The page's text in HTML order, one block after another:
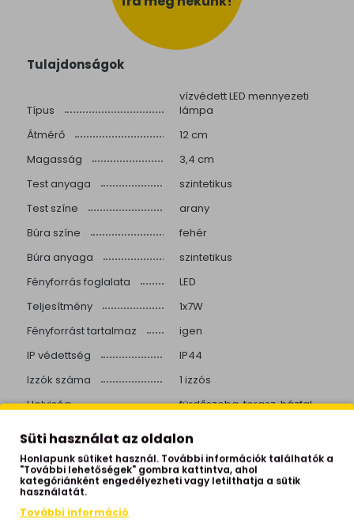
Tulajdonságok
Típus
vízvédett LED mennyezeti
lámpa
Átmérő
12 cm
Magasság
3,4 cm
Test anyaga
szintetikus
Test színe
arany
Búra színe
fehér
Búra anyaga
szintetikus
Fényforrás foglalata
LED
Teljesítmény
1x7W
Fényforrást tartalmaz
igen
IP védettség
IP44
Izzók száma
1 izzós
Helyiség
fürdőszoba, terasz, házfal
Stílus
Beépített LED
igen
Színhőmérséklet
4000 Kelvin
Süti használat az oldalon
Honlapunk sütiket használ. További információk találhatók a
"További lehetőségek" gombra kattintva, ahol
kategóriánként engedélyezheti vagy letilthatja a sütik
használatát.
További információ